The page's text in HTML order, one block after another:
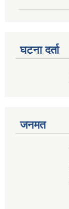
घटना दर्ता
जनमत